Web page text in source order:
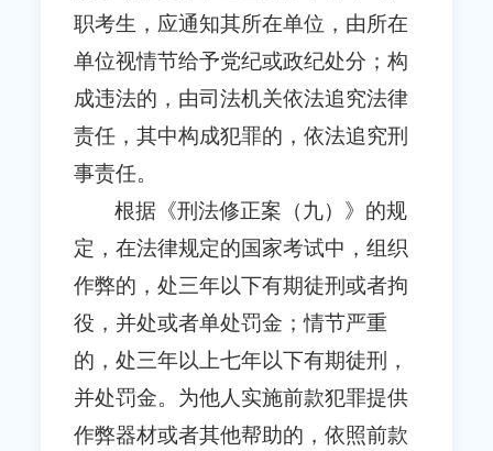
职考生，应通知其所在单位，由所在
单位视情节给予党纪或政纪处分；构
成违法的，由司法机关依法追究法律
责任，其中构成犯罪的，依法追究刑
事责任。
根据《刑法修正案（九）》的规
定，在法律规定的国家考试中，组织
作弊的，处三年以下有期徒刑或者拘
役，并处或者单处罚金；情节严重
的，处三年以上七年以下有期徒刑，
并处罚金。为他人实施前款犯罪提供
作弊器材或者其他帮助的，依照前款